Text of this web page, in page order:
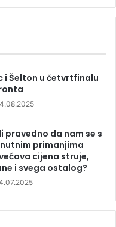
i Šelton u četvrtfinalu
pravedno da nam se s
primanjima
cijena struje,
i svega ostalog?